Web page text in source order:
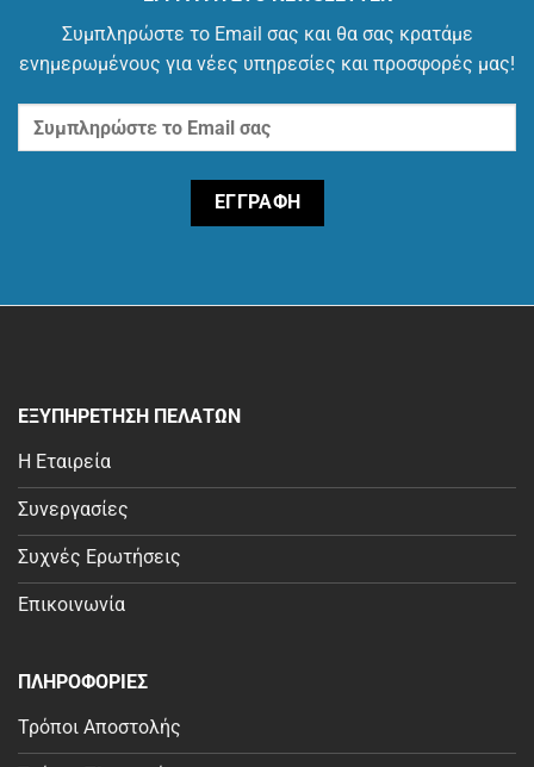
επιλογές
να
στη
σελίδα
Συμπληρώστε το Email σας και θα σας κρατάμε
ενημερωμένους για νέες υπηρεσίες και προσφορές μας!
ΕΞΥΠΗΡΕΤΗΣΗ ΠΕΛΑΤΩΝ
Η Εταιρεία
Συνεργασίες
Συχνές Ερωτήσεις
Επικοινωνία
ΠΛΗΡΟΦΟΡΙΕΣ
Τρόποι Αποστολής